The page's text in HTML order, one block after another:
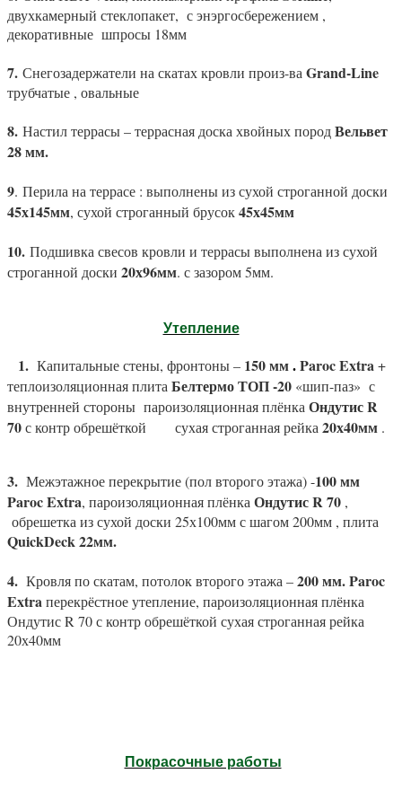
двухкамерный стеклопакет, с энэргосбережением ,
декоративные шпросы 18мм
7. Снегозадержатели на скатах кровли произ-ваGrand-Line
трубчатые , овальные
8. Настил террасы – террасная доска хвойных породВельвет
28 мм.
9. Перила на террасе : выполнены из сухой строганной доски
45х145мм, сухой строганный брусок45х45мм
10. Подшивка свесов кровли и террасы выполнена из сухой
строганной доски 20х96мм. с зазором 5мм.
Утепление
1. Капитальные стены, фронтоны – 150 мм . ParocExtra+
теплоизоляционная плита Белтермо ТОП -20 «шип-паз» с
внутренней стороны пароизоляционная плёнка ОндутисR
70с контр обрешёткой сухая строганная рейка 20х40мм .
3. Межэтажное перекрытие (пол второго этажа) -100 мм
ParocExtra, пароизоляционная плёнка ОндутисR70 ,
обрешетка из сухой доски 25х100мм с шагом 200мм , плита
QuickDeck22мм.
4. Кровля по скатам, потолок второго этажа –200 мм.Paroc
Extraперекрёстное утепление, пароизоляционная плёнка
ОндутисR 70 с контр обрешёткой сухая строганная рейка
20х40мм
Покрасочные работы